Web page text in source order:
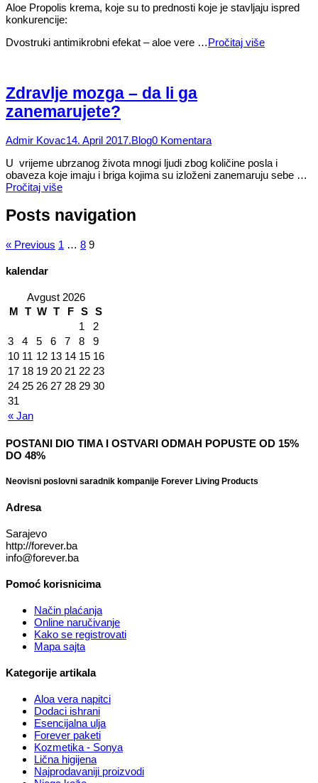
Aloe Propolis krema, koje su to prednosti koje je stavljaju ispred
konkurencije:
Dvostruki antimikrobni efekat – aloe vere …Pročitaj više
Zdravlje mozga – da li ga
zanemarujete?
Admir Kovac14. April 2017.Blog0 Komentara
U vrijeme ubrzanog života mnogi ljudi zbog količine posla i
obaveza koje imaju i briga kojima su izloženi zanemaruju sebe …
Pročitaj više
Posts navigation
« Previous 1 … 8 9
kalendar
Avgust 2026
M T W T F S S
« Jan
1
2
3
4 5 6 7 8
9
10 11 12 13 14 15 16
17 18 19 20 21 22 23
24 25 26 27 28 29 30
31
POSTANI DIO TIMA I OSTVARI ODMAH POPUSTE OD 15%
DO 48%
Neovisni poslovni saradnik kompanije Forever Living Products
Adresa
Sarajevo
http://forever.ba
info@forever.ba
Pomoć korisnicima
Način plaćanja
Online naručivanje
Kako se registrovati
Mapa sajta
Kategorije artikala
Aloa vera napitci
Dodaci ishrani
Esencijalna ulja
Forever paketi
Kozmetika - Sonya
Lična higijena
Najprodavaniji proizvodi